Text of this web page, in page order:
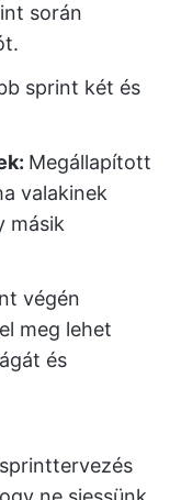
során
sprint két és
Megállapított
valakinek
másik
végén
meg lehet
és